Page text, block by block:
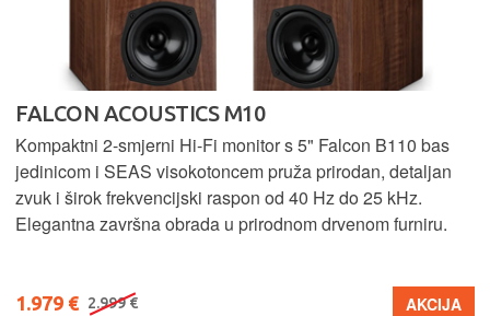
FALCON ACOUSTICS M10
Kompaktni 2-smjerni Hi-Fi monitor s 5" Falcon B110 bas
jedinicom i SEAS visokotoncem pruža prirodan, detaljan
zvuk i širok frekvencijski raspon od 40 Hz do 25 kHz.
Elegantna završna obrada u prirodnom drvenom furniru.
1.979 € 2.999 € AKCIJA